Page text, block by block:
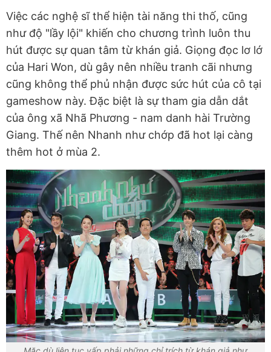
Việc các nghệ sĩ thể hiện tài năng thi thố, cũng
như độ "lầy lội" khiến cho chương trình luôn thu
hút được sự quan tâm từ khán giả. Giọng đọc lơ lớ
của Hari Won, dù gây nên nhiều tranh cãi nhưng
cũng không thể phủ nhận được sức hút của cô tại
gameshow này. Đặc biệt là sự tham gia dẫn dắt
của ông xã Nhã Phương - nam danh hài Trường
Giang. Thế nên Nhanh như chớp đã hot lại càng
thêm hot ở mùa 2.